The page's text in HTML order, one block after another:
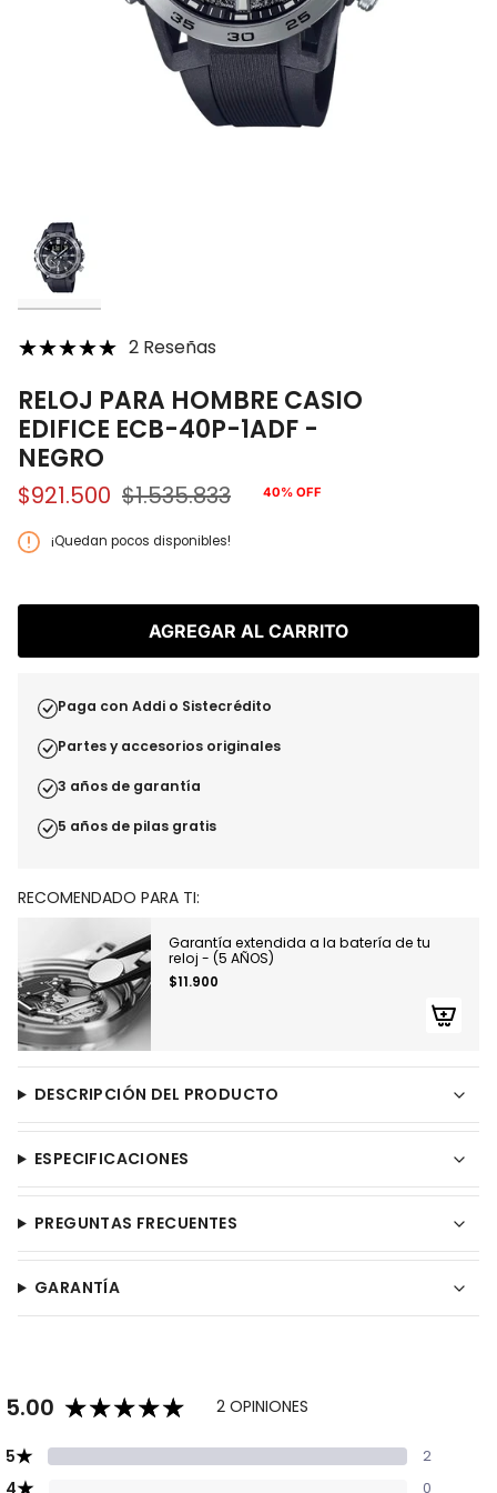
2 Reseñas
RELOJ PARA HOMBRE CASIO
EDIFICE ECB-40P-1ADF -
NEGRO
$921.500
Precio
regular
$1.535.833 40% OFF
¡Quedan pocos disponibles!
AGREGAR AL CARRITO
Paga con Addi o Sistecrédito
Partes y accesorios originales
3 años de garantía
5 años de pilas gratis
RECOMENDADO PARA TI:
Garantía extendida a la batería de tu
reloj - (5 AÑOS)
$11.900
DESCRIPCIÓN DEL PRODUCTO
ESPECIFICACIONES
PREGUNTAS FRECUENTES
GARANTÍA
5.00 2 OPINIONES
5★ 2
4 0